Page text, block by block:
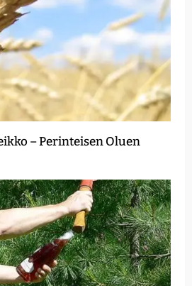
– Perinteisen Oluen